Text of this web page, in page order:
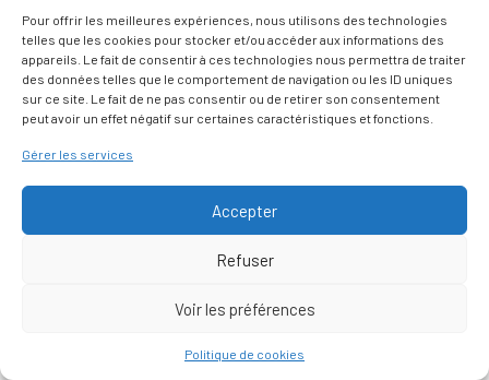
Pour offrir les meilleures expériences, nous utilisons des technologies
telles que les cookies pour stocker et/ou accéder aux informations des
appareils. Le fait de consentir à ces technologies nous permettra de traiter
des données telles que le comportement de navigation ou les ID uniques
sur ce site. Le fait de ne pas consentir ou de retirer son consentement
peut avoir un effet négatif sur certaines caractéristiques et fonctions.
Gérer les services
Accepter
Refuser
Voir les préférences
Politique de cookies